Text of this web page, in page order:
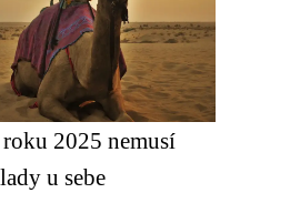
2025 nemusí
u sebe